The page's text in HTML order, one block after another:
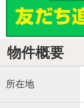
物件概要
所在地